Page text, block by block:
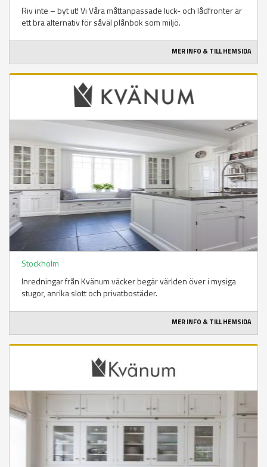
Riv inte – byt ut! Vi Våra måttanpassade luck- och lådfronter är
ett bra alternativ för såväl plånbok som miljö.
MER INFO & TILL HEMSIDA
Stockholm
Inredningar från Kvänum väcker begär världen över i mysiga
stugor, anrika slott och privatbostäder.
MER INFO & TILL HEMSIDA